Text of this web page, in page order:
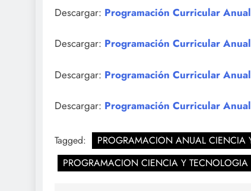
Descargar: Programación Curricular
Descargar: Programación Curricular
Descargar: Programación Curricular
Descargar: Programación Curricular
Tagged:
PROGRAMACION ANUAL
PROGRAMACION CIENCIA Y TECNOLOGIA